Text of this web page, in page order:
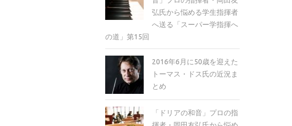
弘氏から悩める学生指揮者
へ送る「スーパー学指揮へ
の道」第15回
2016年6月に50歳を迎えた
トーマス・ドス氏の近況ま
とめ
「ドリアの和音」プロの指